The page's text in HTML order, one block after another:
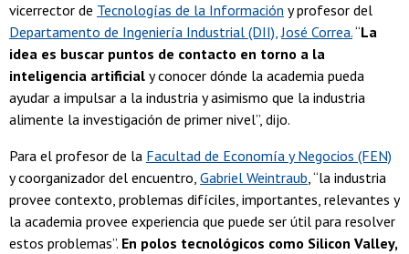
vicerrector de Tecnologías de la Información y profesor del
Departamento de Ingeniería Industrial (DII), José Correa.“La
idea es buscar puntos de contacto en torno a la
inteligencia artificial y conocer dónde la academia pueda
ayudar a impulsar a la industria y asimismo que la industria
alimente la investigación de primer nivel”, dijo.
Para el profesor de la Facultad de Economía y Negocios (FEN)
y coorganizador del encuentro, Gabriel Weintraub, “la industria
provee contexto, problemas difíciles, importantes, relevantes y
la academia provee experiencia que puede ser útil para resolver
estos problemas”. En polos tecnológicos como Silicon Valley,